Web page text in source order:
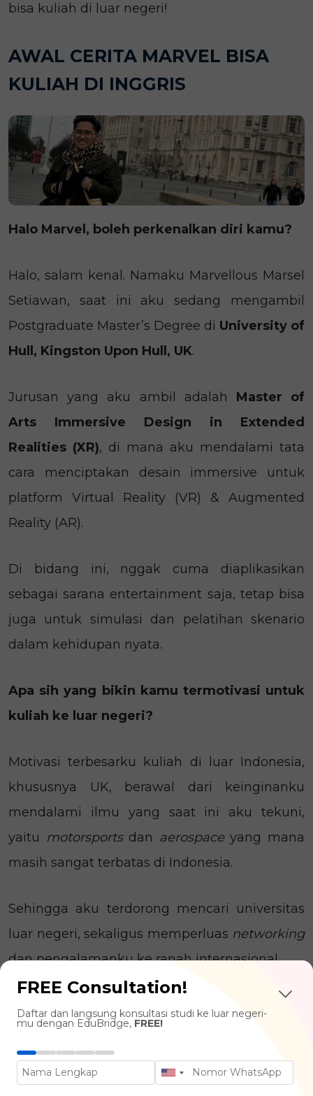
bisa kuliah di luar negeri!
AWAL CERITA MARVEL BISA
KULIAH DI INGGRIS
Halo Marvel, boleh perkenalkan diri kamu?
Halo, salam kenal. Namaku Marvellous Marsel
Setiawan, saat ini aku sedang mengambil
Postgraduate Master’s Degree di University of
Hull, Kingston Upon Hull, UK.
Jurusan yang aku ambil adalah Master of
Arts Immersive Design in Extended
Realities (XR), di mana aku mendalami tata
cara menciptakan desain immersive untuk
platform Virtual Reality (VR) & Augmented
Reality (AR).
Di bidang ini, nggak cuma diaplikasikan
sebagai sarana entertainment saja, tetap bisa
juga untuk simulasi dan pelatihan skenario
dalam kehidupan nyata.
Apa sih yang bikin kamu termotivasi untuk
kuliah ke luar negeri?
Motivasi terbesarku kuliah di luar Indonesia,
khususnya UK, berawal dari keinginanku
mendalami ilmu yang saat ini aku tekuni,
yaitu motorsports dan aerospaceyang mana
masih sangat terbatas di Indonesia.
Sehingga aku terdorong mencari universitas
luar negeri, sekaligus memperluas networking
dan pengalamanku ke ranah internasional.
kreatif yang tergolong tinggi. Aku juga punya
ketertarikan khusus terhadap kehidupan,
budaya, dan peluang berkarier di bidang ini.
FREE Consultation!
Daftar dan langsung konsultasi studi ke luar negeri-
mu dengan EduBridge, FREE!